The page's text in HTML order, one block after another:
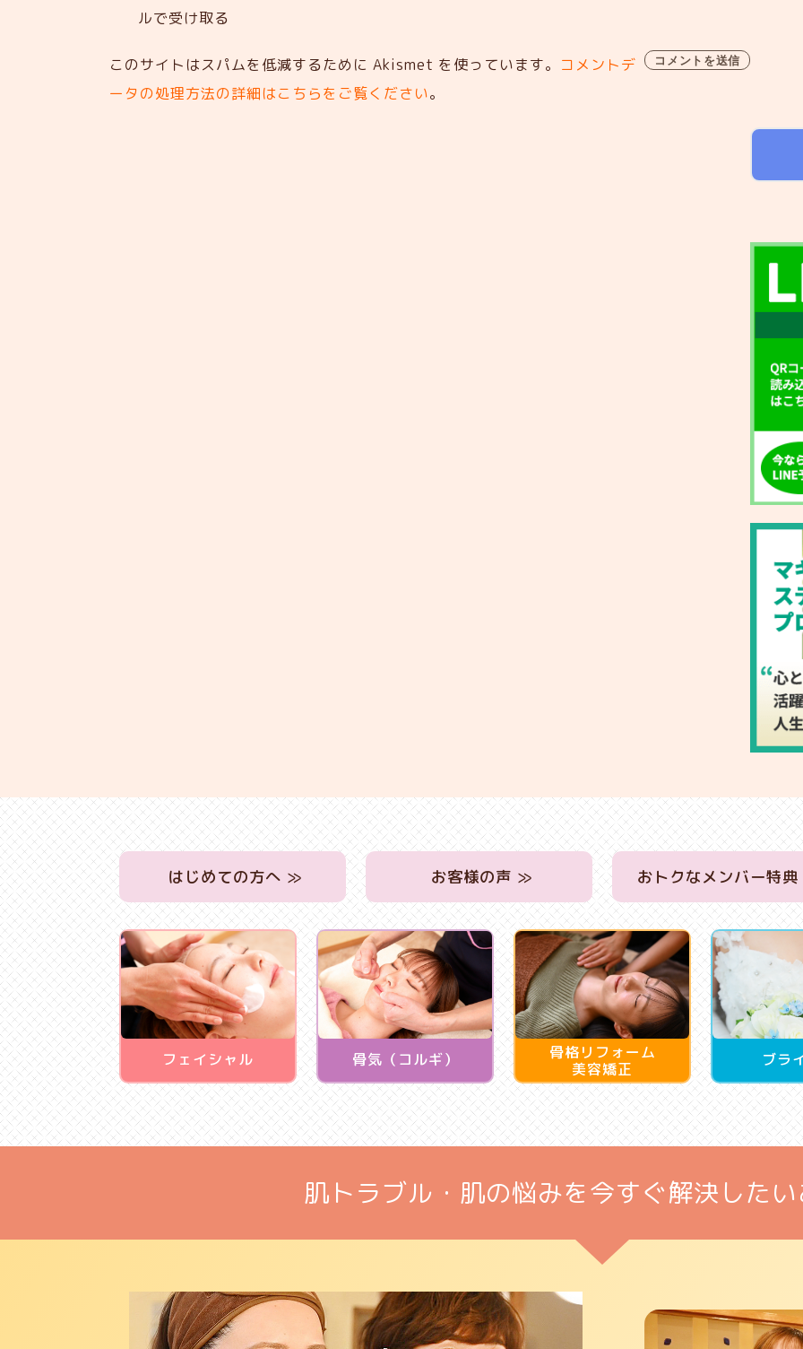
ルで受け取る
このサイトはスパムを低減するために Akismet を使っています。 コメントデ
ータの処理方法の詳細はこちらをご覧ください。
はじめての方へ ≫ お客様の声 ≫ おトクなメンバー特
フェイシャル 骨気（コルギ）
骨格リフォーム
美容矯正
ブラ
肌トラブル・肌の悩みを今すぐ解決した